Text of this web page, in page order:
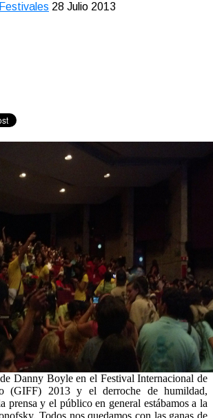
Festivales 28 Julio 2013
Danny Boyle en el Festival Internacional de
(GIFF) 2013 y el derroche de humildad,
prensa y el público en general estábamos a la